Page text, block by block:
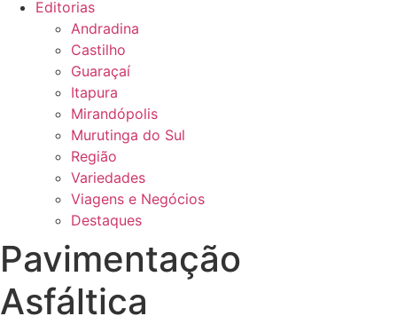
Editorias
Andradina
Castilho
Guaraçaí
Itapura
Mirandópolis
Murutinga do Sul
Região
Variedades
Viagens e Negócios
Destaques
Pavimentação
Asfáltica